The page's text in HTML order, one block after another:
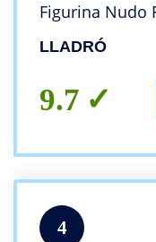
Figurina Nudo
LLADRÓ
9.7
4